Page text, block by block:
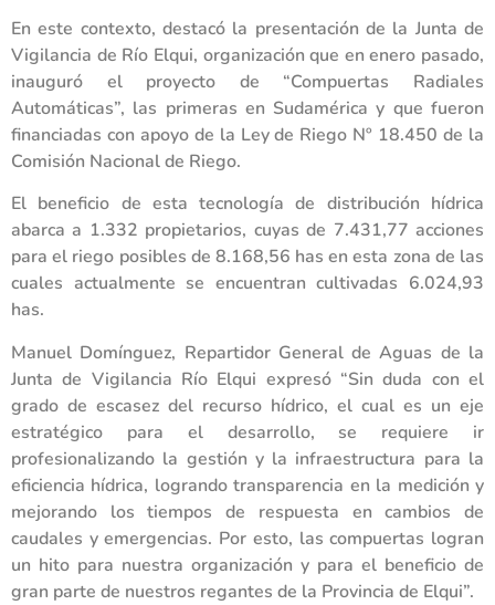
En este contexto, destacó la presentación de la Junta de
Vigilancia de Río Elqui, organización que en enero pasado,
inauguró el proyecto de “Compuertas Radiales
Automáticas”, las primeras en Sudamérica y que fueron
financiadas con apoyo de la Ley de Riego Nº 18.450 de la
Comisión Nacional de Riego.
El beneficio de esta tecnología de distribución hídrica
abarca a 1.332 propietarios, cuyas de 7.431,77 acciones
para el riego posibles de 8.168,56 has en esta zona de las
cuales actualmente se encuentran cultivadas 6.024,93
has.
Manuel Domínguez, Repartidor General de Aguas de la
Junta de Vigilancia Río Elqui expresó “Sin duda con el
grado de escasez del recurso hídrico, el cual es un eje
estratégico para el desarrollo, se requiere ir
profesionalizando la gestión y la infraestructura para la
eficiencia hídrica, logrando transparencia en la medición y
mejorando los tiempos de respuesta en cambios de
caudales y emergencias. Por esto, las compuertas logran
un hito para nuestra organización y para el beneficio de
gran parte de nuestros regantes de la Provincia de Elqui”.